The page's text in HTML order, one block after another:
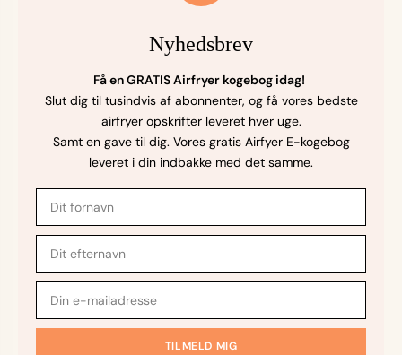
Nyhedsbrev
Få en GRATIS Airfryer kogebog idag!
Slut dig til tusindvis af abonnenter, og få vores bedste
airfryer opskrifter leveret hver uge.
Samt en gave til dig. Vores gratis Airfyer E-kogebog
leveret i din indbakke med det samme.